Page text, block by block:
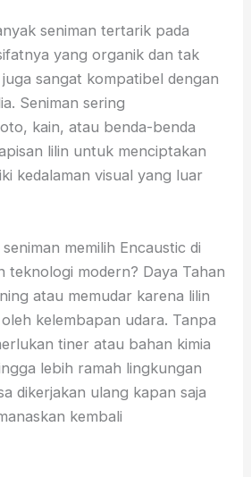
seniman tertarik pada
yang organik dan tak
sangat kompatibel dengan
Seniman sering
kain, atau benda-benda
lilin untuk menciptakan
kedalaman visual yang luar
memilih Encaustic di
teknologi modern? Daya Tahan
atau memudar karena lilin
kelembapan udara. Tanpa
tiner atau bahan kimia
lebih ramah lingkungan
dikerjakan ulang kapan saja
kembali